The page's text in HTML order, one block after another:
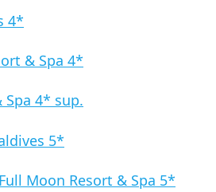
4*
& Spa 4*
Spa 4* sup.
5*
Moon Resort & Spa 5*